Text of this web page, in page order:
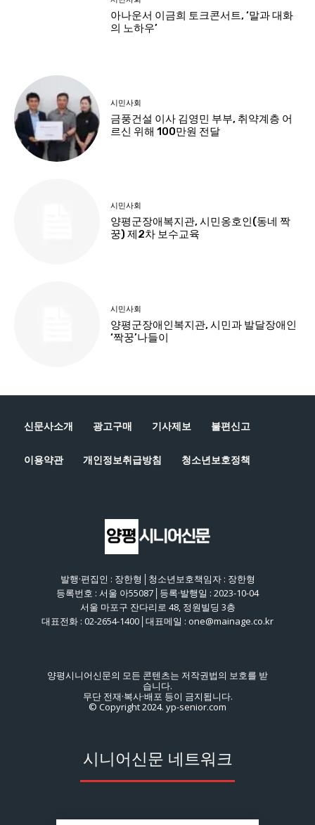
신문사소개 광고구매 기사제보 불편신고
이용약관 개인정보취급방침 청소년보호정책
발행·편집인 : 장한형│청소년보호책임자 : 장한형
등록번호 : 서울 아55087│등록·발행일 : 2023-10-04
서울 마포구 잔다리로 48, 정원빌딩 3층
대표전화 : 02-2654-1400│대표메일 : one@mainage.co.kr
양평시니어신문의 모든 콘텐츠는 저작권법의 보호를 받
습니다.
무단 전재·복사·배포 등이 금지됩니다.
© Copyright 2024. yp-senior.com
시니어신문 네트워크